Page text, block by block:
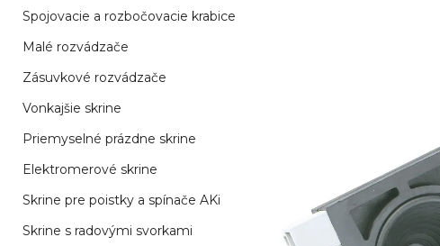
Spojovacie a rozbočovacie krabice
Malé rozvádzače
Zásuvkové rozvádzače
Vonkajšie skrine
Priemyselné prázdne skrine
Elektromerové skrine
Skrine pre poistky a spínače AKi
Skrine s radovými svorkami